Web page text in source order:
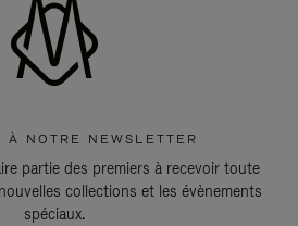
À NOTRE NEWSLETTER
partie des premiers à recevoir toute
collections et les évènements
spéciaux.